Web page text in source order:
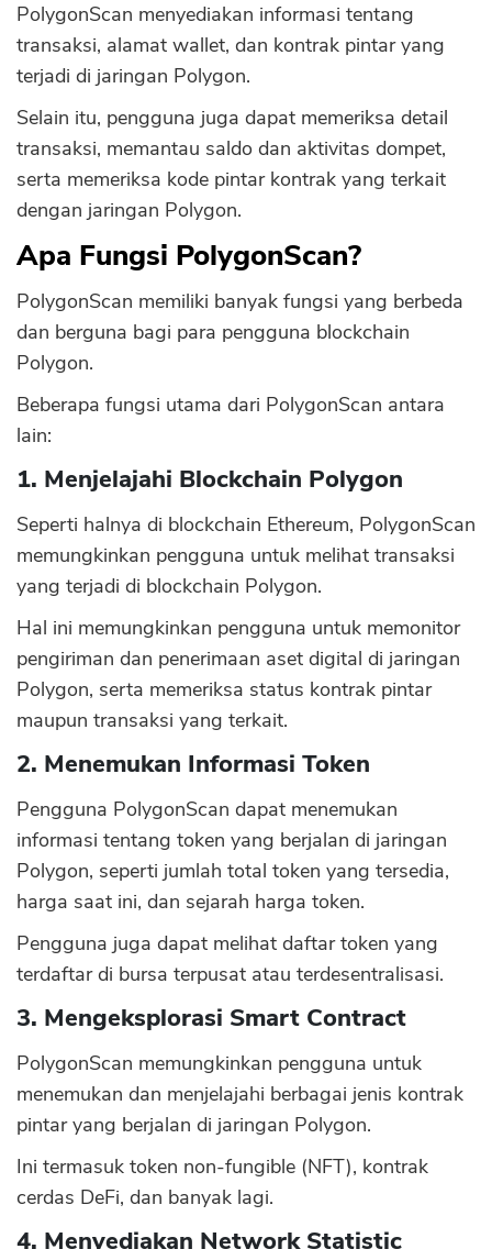
PolygonScan menyediakan informasi tentang
transaksi, alamat wallet, dan kontrak pintar yang
terjadi di jaringan Polygon.
Selain itu, pengguna juga dapat memeriksa detail
transaksi, memantau saldo dan aktivitas dompet,
serta memeriksa kode pintar kontrak yang terkait
dengan jaringan Polygon.
Apa Fungsi PolygonScan?
PolygonScan memiliki banyak fungsi yang berbeda
dan berguna bagi para pengguna blockchain
Polygon.
Beberapa fungsi utama dari PolygonScan antara
lain:
1. Menjelajahi Blockchain Polygon
Seperti halnya di blockchain Ethereum, PolygonScan
memungkinkan pengguna untuk melihat transaksi
yang terjadi di blockchain Polygon.
Hal ini memungkinkan pengguna untuk memonitor
pengiriman dan penerimaan aset digital di jaringan
Polygon, serta memeriksa status kontrak pintar
maupun transaksi yang terkait.
2. Menemukan Informasi Token
Pengguna PolygonScan dapat menemukan
informasi tentang token yang berjalan di jaringan
Polygon, seperti jumlah total token yang tersedia,
harga saat ini, dan sejarah harga token.
Pengguna juga dapat melihat daftar token yang
terdaftar di bursa terpusat atau terdesentralisasi.
3. Mengeksplorasi Smart Contract
PolygonScan memungkinkan pengguna untuk
menemukan dan menjelajahi berbagai jenis kontrak
pintar yang berjalan di jaringan Polygon.
Ini termasuk token non-fungible (NFT), kontrak
cerdas DeFi, dan banyak lagi.
4. Menyediakan Network Statistic